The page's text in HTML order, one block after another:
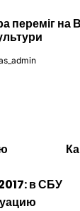
переміг на
в СБУ